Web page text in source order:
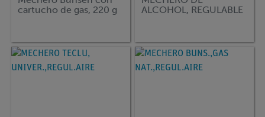
cartucho de gas, 220 g
ALCOHOL, REGULABLE